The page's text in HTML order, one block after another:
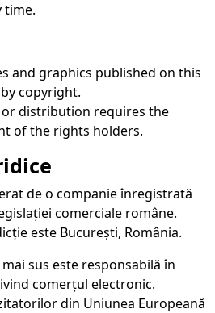
time.
and graphics published on this
copyright.
distribution requires the
of the rights holders.
de o companie înregistrată
comerciale române.
este București, România.
sus este responsabilă în
comerțul electronic.
din Uniunea Europeană